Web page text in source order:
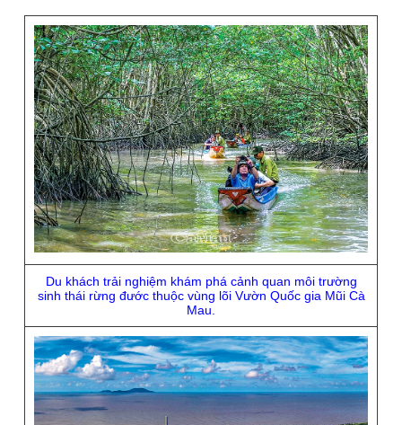
Du khách trải nghiệm khám phá cảnh quan môi trường
sinh thái rừng đước thuộc vùng lõi Vườn Quốc gia Mũi Cà
Mau.